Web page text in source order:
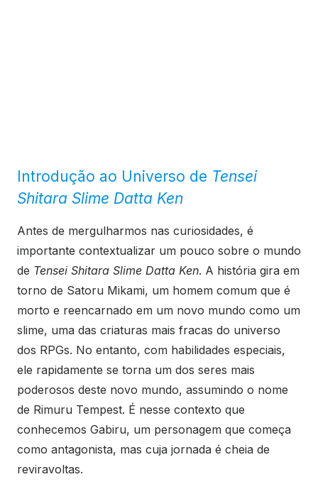
Introdução ao Universo de Tensei
Shitara Slime Datta Ken
Antes de mergulharmos nas curiosidades, é
importante contextualizar um pouco sobre o mundo
de Tensei Shitara Slime Datta Ken. A história gira em
torno de Satoru Mikami, um homem comum que é
morto e reencarnado em um novo mundo como um
slime, uma das criaturas mais fracas do universo
dos RPGs. No entanto, com habilidades especiais,
ele rapidamente se torna um dos seres mais
poderosos deste novo mundo, assumindo o nome
de Rimuru Tempest. É nesse contexto que
conhecemos Gabiru, um personagem que começa
como antagonista, mas cuja jornada é cheia de
reviravoltas.